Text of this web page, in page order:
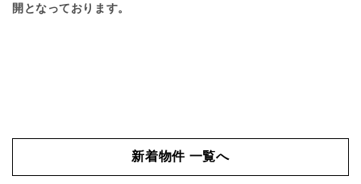
開となっております。
新着物件 一覧へ